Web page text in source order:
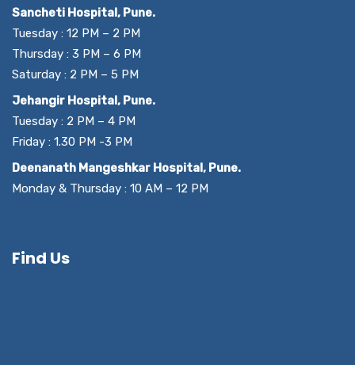
Sancheti Hospital, Pune.
Tuesday : 12 PM – 2 PM
Thursday : 3 PM – 6 PM
Saturday : 2 PM – 5 PM
Jehangir Hospital, Pune.
Tuesday : 2 PM – 4 PM
Friday : 1.30 PM -3 PM
Deenanath Mangeshkar Hospital, Pune.
Monday & Thursday : 10 AM – 12 PM
Find Us